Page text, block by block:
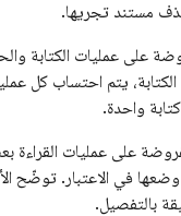
مستند تجريها.
على عمليات الكتابة
يتم احتساب كل
واحدة.
على عمليات القراءة
في الاعتبار. توضّح
بالتفصيل.